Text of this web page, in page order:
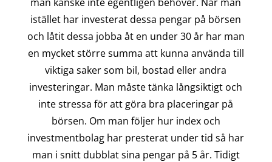
istället har investerat dessa pengar på börsen
och låtit dessa jobba åt en under 30 år har man
en mycket större summa att kunna använda till
viktiga saker som bil, bostad eller andra
investeringar. Man måste tänka långsiktigt och
inte stressa för att göra bra placeringar på
börsen. Om man följer hur index och
investmentbolag har presterat under tid så har
man i snitt dubblat sina pengar på 5 år. Tidigt